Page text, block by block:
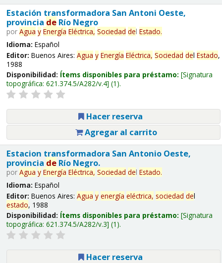
Estación transformadora San Antoni Oeste,
provincia deRío Negro
por Agua y Energía Eléctrica, Sociedad del Estado.
Idioma: Español
Editor: Buenos Aires: Agua y Energía Eléctrica, Sociedad del Estado,
1988
Disponibilidad: Ítems disponibles para préstamo: Signatura
topográfica: 621.374.5/A282/v.4 (1).
Hacer reserva
Agregar al carrito
Estacion transformadora San Antonio Oeste,
provincia deRío Negro.
por Agua y Energía Eléctrica, Sociedad del Estado.
Idioma: Español
Editor: Buenos Aires: Agua y energía eléctrica, sociedad del
estado, 1988
Disponibilidad: Ítems disponibles para préstamo: Signatura
topográfica: 621.374.5/A282/v.3 (1).
Hacer reserva